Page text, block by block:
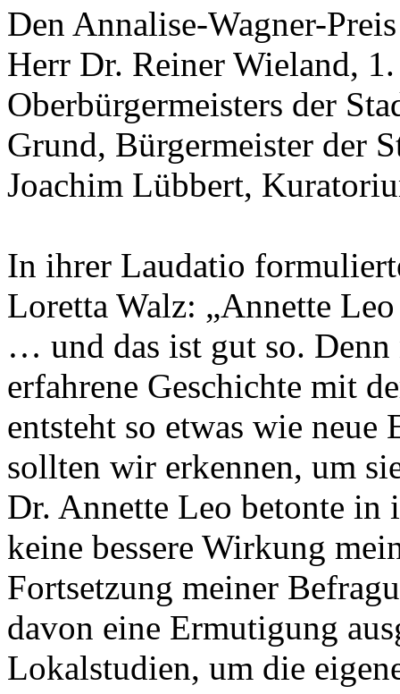
Den Annalise-Wagner-
Herr Dr. Reiner Wieland,
Oberbürgermeisters der
Grund, Bürgermeister der
Joachim Lübbert,
In ihrer Laudatio
Loretta Walz: „Annette
… und das ist gut so.
erfahrene Geschichte mit
entsteht so etwas wie
sollten wir erkennen, um
Dr. Annette Leo betonte
keine bessere Wirkung
Fortsetzung meiner
davon eine Ermutigung
Lokalstudien, um die